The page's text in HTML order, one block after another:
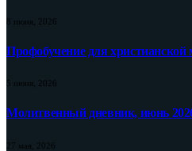
8 июня, 2026
Профобучение для
5 июня, 2026
Молитвенный дневник, июнь
27 мая, 2026